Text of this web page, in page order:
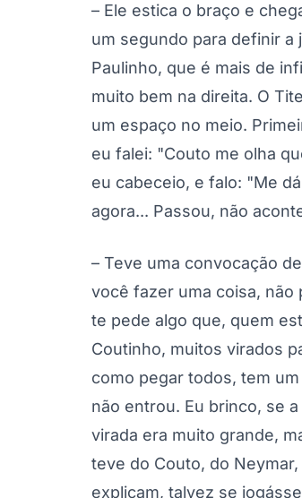
– Ele estica o braço e
um segundo para definir a
Paulinho, que é mais de
muito bem na direita. O
um espaço no meio.
eu falei: "Couto me olha
eu cabeceio, e falo: "Me
agora... Passou, não
– Teve uma convocação
você fazer uma coisa, não
te pede algo que, quem
Coutinho, muitos virados
como pegar todos, tem
não entrou. Eu brinco, se
virada era muito grande,
teve do Couto, do
explicam, talvez se